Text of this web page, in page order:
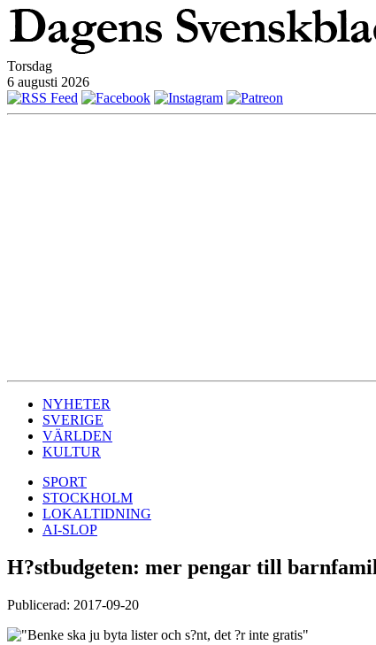
Torsdag
6 augusti 2026
NYHETER
SVERIGE
VÄRLDEN
KULTUR
SPORT
STOCKHOLM
LOKALTIDNING
AI-SLOP
H?stbudgeten: mer pengar till
Publicerad: 2017-09-20